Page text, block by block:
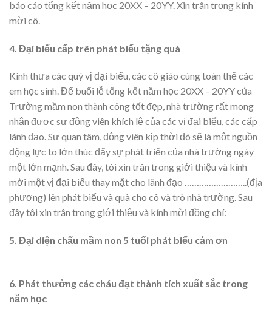
báo cáo tổng kết năm học 20XX – 20YY. Xin trân trọng kính
mời cô.
4. Đại biểu cấp trên phát biểu tặng quà
Kính thưa các quý vị đại biểu, các cô giáo cùng toàn thể các
em học sinh. Để buổi lễ tổng kết năm học 20XX – 20YY của
Trường mầm non thành công tốt đẹp, nhà trường rất mong
nhận được sự động viên khích lệ của các vị đại biểu, các cấp
lãnh đạo. Sự quan tâm, động viên kịp thời đó sẽ là một nguồn
động lực to lớn thúc đẩy sự phát triển của nhà trường ngày
một lớn mạnh. Sau đây, tôi xin trân trong giới thiệu và kính
mời một vị đại biểu thay mặt cho lãnh đạo ……………………..(địa
phương) lên phát biểu và quà cho cô và trò nhà trường. Sau
đây tôi xin trân trong giới thiệu và kính mời đồng chí:
5. Đại diện chấu mầm non 5 tuổi phát biểu cảm ơn
6. Phát thưởng các cháu đạt thành tích xuất sắc trong
năm học